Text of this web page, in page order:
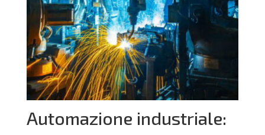
Automazione industriale: